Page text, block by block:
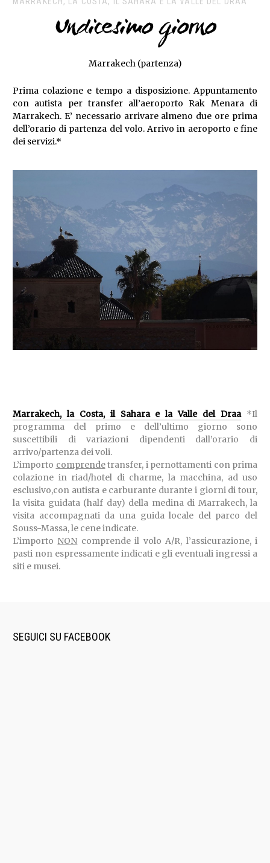
Undicesimo giorno
Marrakech (partenza)
Prima colazione e tempo a disposizione. Appuntamento
con autista per transfer all’aeroporto Rak Menara di
Marrakech. E’ necessario arrivare almeno due ore prima
dell’orario di partenza del volo. Arrivo in aeroporto e fine
dei servizi.*
Marrakech, la Costa, il Sahara e la Valle del Draa*Il
programma del primo e dell’ultimo giorno sono
suscettibili di variazioni dipendenti dall’orario di
arrivo/partenza dei voli.
L’importo comprendetransfer, i pernottamenti con prima
colazione in riad/hotel di charme, la macchina, ad uso
esclusivo,con autista e carburante durante i giorni di tour,
la visita guidata (half day) della medina di Marrakech, la
visita accompagnati da una guida locale del parco del
Souss-Massa, le cene indicate.
L’importo NON comprende il volo A/R, l’assicurazione, i
pasti non espressamente indicati e gli eventuali ingressi a
siti e musei.
SEGUICI SU FACEBOOK